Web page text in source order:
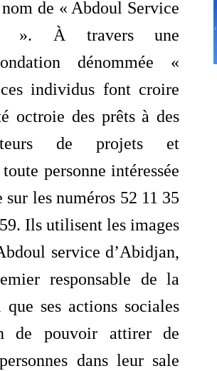
de « Abdoul Service
». À travers une
dénommée «
individus font croire
octroie des prêts à des
de projets et
personne intéressée
les numéros 52 11 35
Ils utilisent les images
service d’Abidjan,
responsable de la
que ses actions sociales
de pouvoir attirer de
dans leur sale